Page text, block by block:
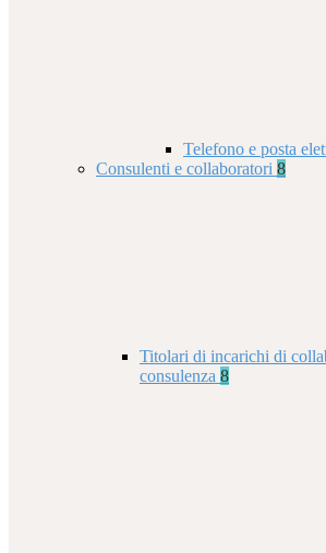
Telefono e posta
Consulenti e collaboratori 8
Titolari di incarichi di
consulenza 8